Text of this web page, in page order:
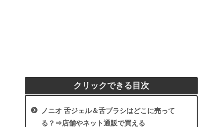
クリックできる目次
ノニオ 舌ジェル＆舌ブラシはどこに売って
る？⇒店舗やネット通販で買える